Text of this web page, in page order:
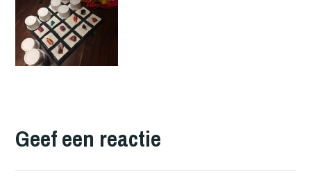
Geef een reactie